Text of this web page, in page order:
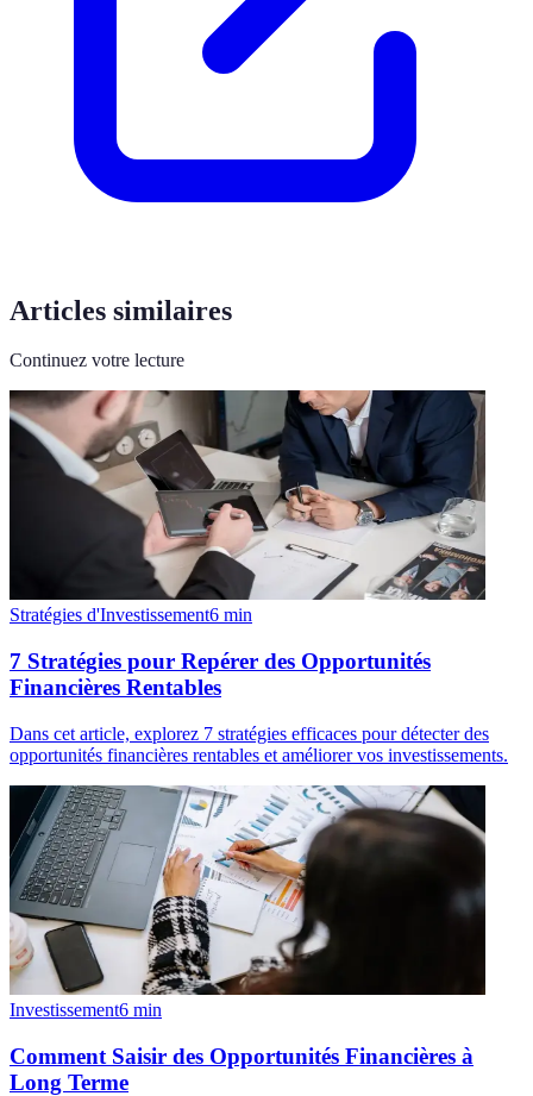
Articles similaires
Continuez votre lecture
Stratégies d'Investissement6 min
7 Stratégies pour Repérer des Opportunités
Financières Rentables
Dans cet article, explorez 7 stratégies efficaces pour détecter des
opportunités financières rentables et améliorer vos investissements.
Investissement6 min
Comment Saisir des Opportunités Financières à
Long Terme